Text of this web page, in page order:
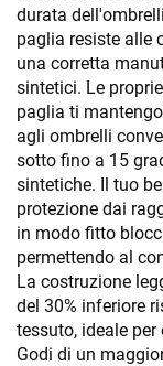
durata
paglia resiste alle
una corretta
sintetici. Le
paglia ti
agli ombrelli
sotto fino a 15
sintetiche. Il tuo
protezione dai
in modo fitto
permettendo al
La costruzione
del 30% inferiore
tessuto, ideale
Godi di un